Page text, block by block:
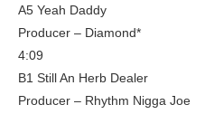
A5 Yeah Daddy
Producer – Diamond*
4:09
B1 Still An Herb Dealer
Producer – Rhythm Nigga Joe